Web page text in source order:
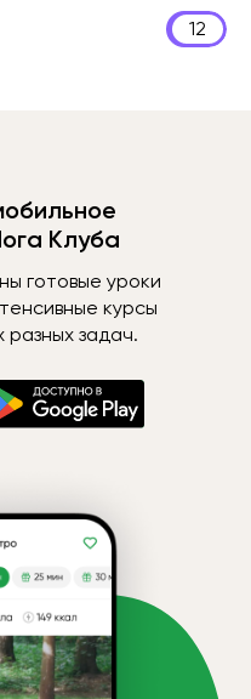
12
Клуба
готовые уроки
курсы
задач.